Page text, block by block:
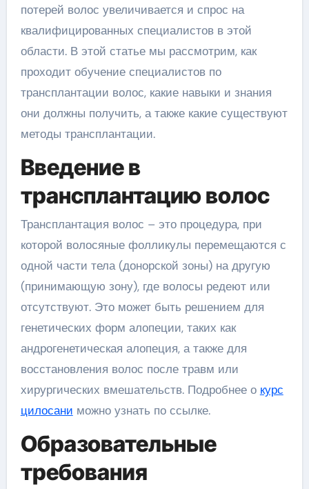
потерей волос увеличивается и спрос на
квалифицированных специалистов в этой
области. В этой статье мы рассмотрим, как
проходит обучение специалистов по
трансплантации волос, какие навыки и знания
они должны получить, а также какие существуют
методы трансплантации.
Введение в
трансплантацию волос
Трансплантация волос – это процедура, при
которой волосяные фолликулы перемещаются с
одной части тела (донорской зоны) на другую
(принимающую зону), где волосы редеют или
отсутствуют. Это может быть решением для
генетических форм алопеции, таких как
андрогенетическая алопеция, а также для
восстановления волос после травм или
хирургических вмешательств. Подробнее о курс
цилосани можно узнать по ссылке.
Образовательные
требования